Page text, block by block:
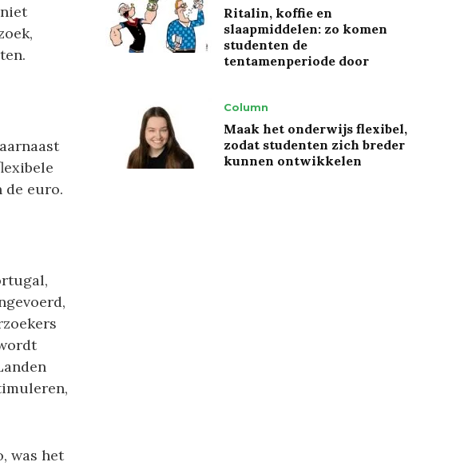
de euro.
was het
Ritalin, koffie en
slaapmiddelen: zo komen
studenten de
tentamenperiode door
Column
Maak het onderwijs flexibel,
zodat studenten zich breder
kunnen ontwikkelen